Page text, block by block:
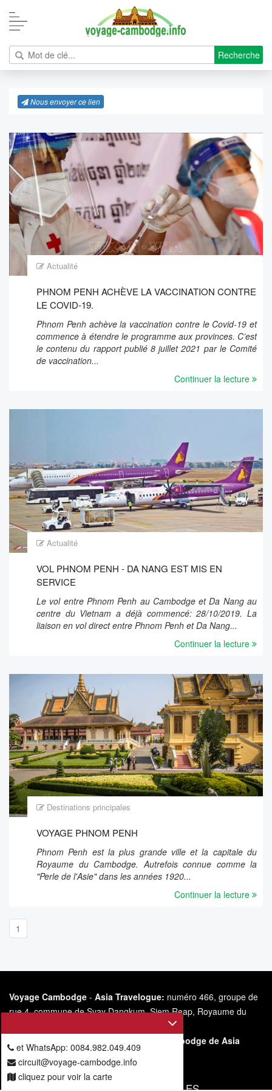
Recherche
Nous envoyer ce lien
Actualité
PHNOM PENH ACHÈVE LA VACCINATION CONTRE
LE COVID-19.
Phnom Penh achève la vaccination contre le Covid-19 et
commence à étendre le programme aux provinces. C’est
le contenu du rapport publié 8 juillet 2021 par le Comité
de vaccination...
Continuer la lecture
Actualité
VOL PHNOM PENH - DA NANG EST MIS EN
SERVICE
Le vol entre Phnom Penh au Cambodge et Da Nang au
centre du Vietnam a déjà commencé: 28/10/2019. La
liaison en vol direct entre Phnom Penh et Da Nang...
Continuer la lecture
Destinations principales
VOYAGE PHNOM PENH
Phnom Penh est la plus grande ville et la capitale du
Royaume du Cambodge. Autrefois connue comme la
"Perle de l'Asie" dans les années 1920...
Continuer la lecture
1
Voyage Cambodge - Asia Travelogue: numéro 466, groupe de
rue 4, commune de Svay Dangkum, Siem Reap, Royaume du
https://voyage-
appartient à Voyage Cambodge de Asia
Travelogue.
et WhatsApp: 0084.982.049.409
circuit@voyage-cambodge.info
cliquez pour voir la carte